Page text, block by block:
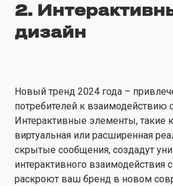
2.
дизайн
Новый тренд 2024 года –
потребителей к взаимодействию
Интерактивные элементы, такие
виртуальная или расширенная
скрытые сообщения, создадут
интерактивного взаимодействия
раскроют ваш бренд в новом